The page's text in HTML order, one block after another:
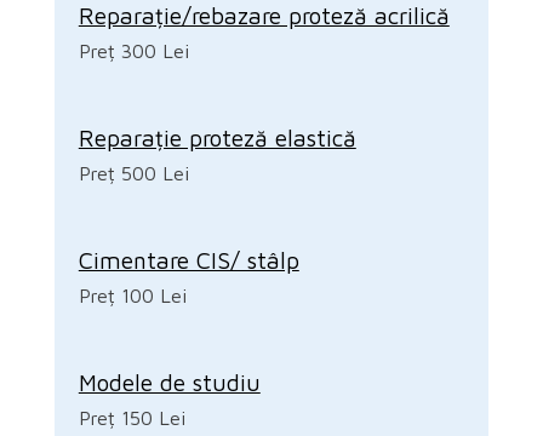
Reparație/rebazare proteză acrilică
Preț 300 Lei
Reparație proteză elastică
Preț 500 Lei
Cimentare CIS/ stâlp
Preț 100 Lei
Modele de studiu
Preț 150 Lei